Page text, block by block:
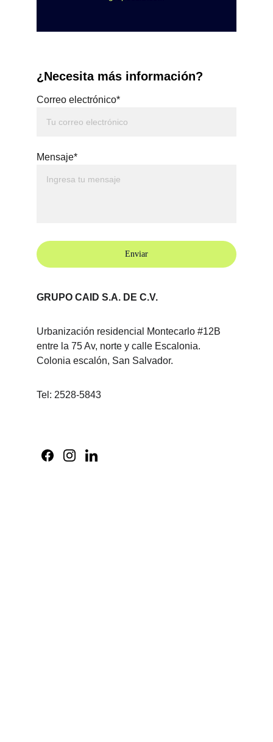
Correo electrónico*
Mensaje*
Enviar
¿Necesita más información?
GRUPO CAID S.A. DE C.V.
Urbanización residencial Montecarlo #12B
entre la 75 Av, norte y calle Escalonia.
Colonia escalón, San Salvador.
Tel: 2528-5843